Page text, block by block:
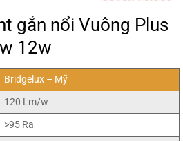
gắn nổi Vuông Plus
12w
Bridgelux – Mỹ
120 Lm/w
>95 Ra